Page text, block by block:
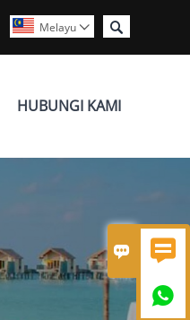
 


Melayu 
HUBUNGI KAMI